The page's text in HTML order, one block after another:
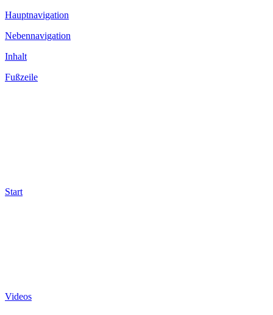
Hauptnavigation
Nebennavigation
Inhalt
Fußzeile
Start
Videos